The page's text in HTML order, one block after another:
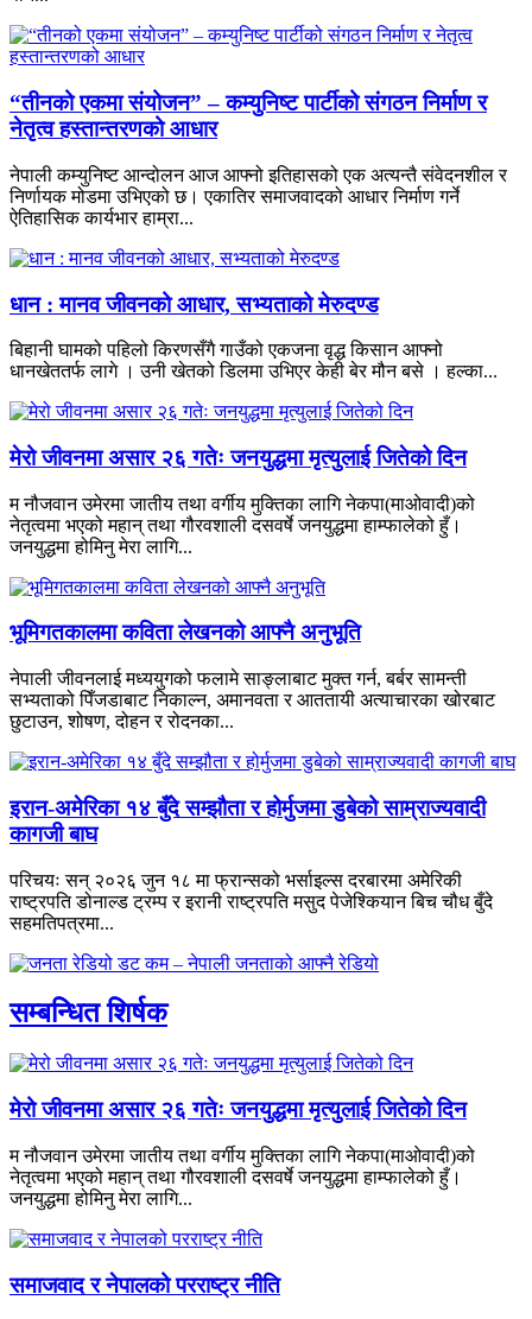
“तीनको एकमा संयोजन” – कम्युनिष्ट पार्टीको संगठन निर्माण र
नेतृत्व हस्तान्तरणको आधार
नेपाली कम्युनिष्ट आन्दोलन आज आफ्नो इतिहासको एक अत्यन्तै संवेदनशील र
निर्णायक मोडमा उभिएको छ। एकातिर समाजवादको आधार निर्माण गर्ने
ऐतिहासिक कार्यभार हाम्रा...
धान : मानव जीवनको आधार, सभ्यताको मेरुदण्ड
बिहानी घामको पहिलो किरणसँगै गाउँको एकजना वृद्ध किसान आफ्नो
धानखेततर्फ लागे । उनी खेतको डिलमा उभिएर केही बेर मौन बसे । हल्का...
मेरो जीवनमा असार २६ गतेः जनयुद्धमा मृत्युलाई जितेको दिन
म नौजवान उमेरमा जातीय तथा वर्गीय मुक्तिका लागि नेकपा(माओवादी)को
नेतृत्वमा भएको महान् तथा गौरवशाली दसवर्षे जनयुद्धमा हाम्फालेको हुँ।
जनयुद्धमा होमिनु मेरा लागि...
भूमिगतकालमा कविता लेखनको आफ्नै अनुभूति
नेपाली जीवनलाई मध्ययुगको फलामे साङ्लाबाट मुक्त गर्न, बर्बर सामन्ती
सभ्यताको पिँजडाबाट निकाल्न, अमानवता र आततायी अत्याचारका खोरबाट
छुटाउन, शोषण, दोहन र रोदनका...
इरान-अमेरिका १४ बुँदे सम्झौता र होर्मुजमा डुबेको साम्राज्यवादी
कागजी बाघ
परिचयः सन् २०२६ जुन १८ मा फ्रान्सको भर्साइल्स दरबारमा अमेरिकी
राष्ट्रपति डोनाल्ड ट्रम्प र इरानी राष्ट्रपति मसुद पेजेश्कियान बिच चौध बुँदे
सहमतिपत्रमा...
सम्बन्धित शिर्षक
मेरो जीवनमा असार २६ गतेः जनयुद्धमा मृत्युलाई जितेको दिन
म नौजवान उमेरमा जातीय तथा वर्गीय मुक्तिका लागि नेकपा(माओवादी)को
नेतृत्वमा भएको महान् तथा गौरवशाली दसवर्षे जनयुद्धमा हाम्फालेको हुँ।
जनयुद्धमा होमिनु मेरा लागि...
समाजवाद र नेपालको परराष्ट्र नीति